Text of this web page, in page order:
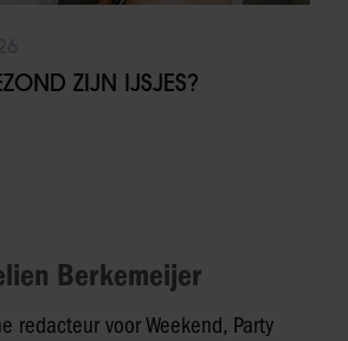
ZIJN IJSJES?
Berkemeijer
redacteur voor Weekend, Party